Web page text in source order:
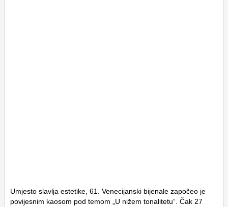
Umjesto slavlja estetike, 61. Venecijanski bijenale započeo je
povijesnim kaosom pod temom „U nižem tonalitetu“. Čak 27